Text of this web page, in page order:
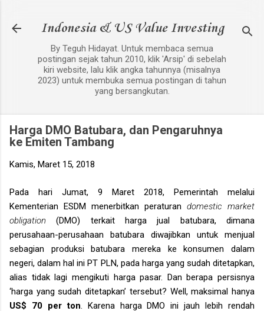
Indonesia & US Value Investing
By Teguh Hidayat. Untuk membaca semua
postingan sejak tahun 2010, klik 'Arsip' di sebelah
kiri website, lalu klik angka tahunnya (misalnya
2023) untuk membuka semua postingan di tahun
yang bersangkutan.
Harga DMO Batubara, dan Pengaruhnya
ke Emiten Tambang
Kamis, Maret 15, 2018
Pada hari Jumat, 9 Maret 2018, Pemerintah melalui
Kementerian ESDM menerbitkan peraturan domestic market
obligation(DMO) terkait harga jual batubara, dimana
perusahaan-perusahaan batubara diwajibkan untuk menjual
sebagian produksi batubara mereka ke konsumen dalam
negeri, dalam hal ini PT PLN, pada harga yang sudah ditetapkan,
alias tidak lagi mengikuti harga pasar. Dan berapa persisnya
‘harga yang sudah ditetapkan’ tersebut? Well, maksimal hanya
US$ 70 per ton . Karena harga DMO ini jauh lebih rendah